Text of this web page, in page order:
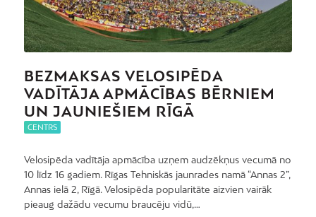
BEZMAKSAS VELOSIPĒDA
VADĪTĀJA APMĀCĪBAS BĒRNIEM
UN JAUNIEŠIEM RĪGĀ
CENTRS
Velosipēda vadītāja apmācība uzņem audzēkņus vecumā no
10 līdz 16 gadiem. Rīgas Tehniskās jaunrades namā “Annas 2”,
Annas ielā 2, Rīgā. Velosipēda popularitāte aizvien vairāk
pieaug dažādu vecumu braucēju vidū,…